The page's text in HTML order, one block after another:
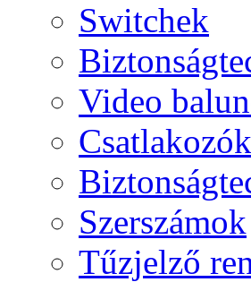
Switchek
Video
Csatlakozók
Szerszámok
Tűzjelző